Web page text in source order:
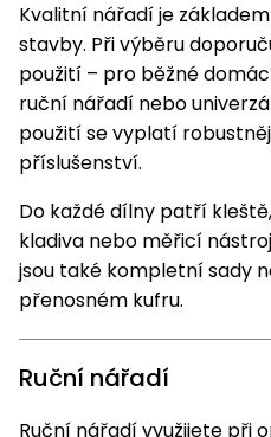
Kvalitní nářadí je
stavby. Při výběru
použití – pro běžné
ruční nářadí nebo
použití se vyplatí
příslušenství.
Do každé dílny patří
kladiva nebo měřicí
jsou také kompletní sady
přenosném kufru.
Ruční nářadí
Ruční nářadí využijete při